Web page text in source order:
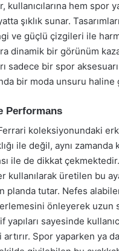
kullanıcılarına hem spor
şıklık sunar.
ve güçlü çizgileri ile
dinamik bir görünüm
sadece bir spor
bir moda unsuru haline
Performans
koleksiyonundaki
ile değil, aynı zamanda
ile de dikkat
kullanılarak üretilen bu
planda tutar. Nefes
önleyerek uzun
yapıları sayesinde
Spor yaparken ya